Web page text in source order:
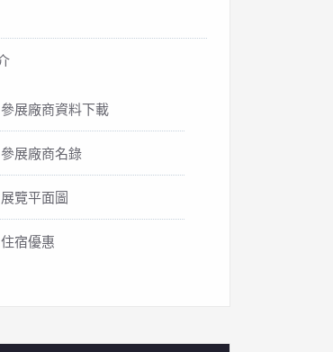
參展廠商資料下載
參展廠商名錄
展覽平面圖
住宿優惠